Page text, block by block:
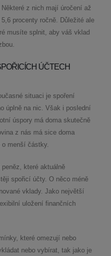
z nich mají úročení až
procenty ročně. Důležité ale
musíte splnit, aby váš vklad
ÚČTECH
situaci je spoření
úplně na nic. Však i poslední
úspory má doma skutečně
z nás má sice doma
o menší částky.
které aktuálně
spořicí účty. O něco méně
vklady. Jako největší
uložení finančních
které omezují nebo
nebo vybírat, tak jako je